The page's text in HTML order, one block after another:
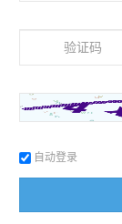
自动登录